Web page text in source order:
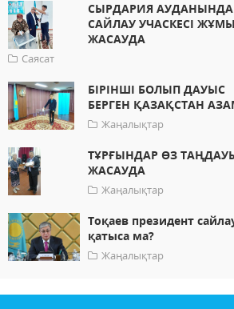
СЫРДАРИЯ АУДАНЫНДА
САЙЛАУ УЧАСКЕСІ
ЖАСАУДА
Саясат
БІРІНШІ БОЛЫП ДАУЫС
БЕРГЕН ҚАЗАҚСТАН
Жаңалықтар
ТҰРҒЫНДАР ӨЗ
ЖАСАУДА
Жаңалықтар
Тоқаев президент
қатыса ма?
Жаңалықтар